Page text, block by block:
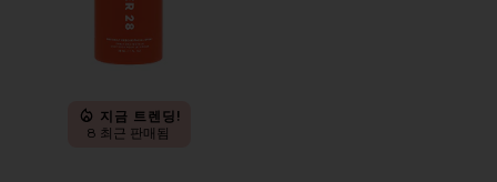
지금 트렌딩!
8 최근 판매됨